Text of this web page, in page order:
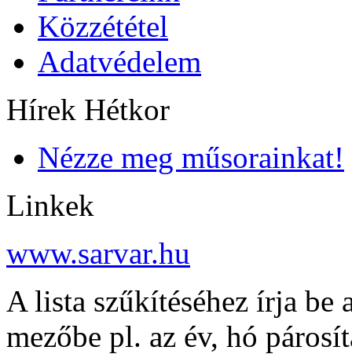
Közzététel
Adatvédelem
Hírek Hétkor
Nézze meg műsorainkat!
Linkek
www.sarvar.hu
A lista szűkítéséhez írja
mezőbe pl. az év, hó